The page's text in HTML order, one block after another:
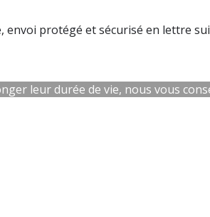
envoi protégé et sécurisé en lettre
leur durée de vie, nous vous